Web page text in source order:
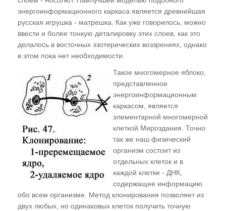
энергоинформационного каркаса является древнейшая
русская игрушка - матрешка. Как уже говорилось, можно
ввести и более тонкую деталировку этих слоев, как это
делалось в восточных эзотерических воззрениях, однако
в этом пока нет необходимости.
Такое многомерное яблоко,
представленное
энергоинформационным
каркасом, является
элементарной многомерной
клеткой Мироздания. Точно
так же наш физический
организм состоит из
отдельных клеток и в
каждой клетке - ДНК,
содержащее информацию
обо всем организме. Метод клонирования позволяет из
двух любых, но одинаковых клеток получить точную